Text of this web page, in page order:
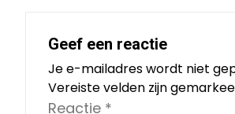
Geef een reactie
Je e-mailadres wordt niet
Vereiste velden zijn
Reactie *